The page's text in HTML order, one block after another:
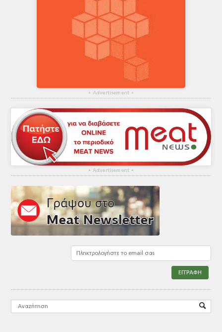
▴ Advertisement ▴
▴ Advertisement ▴